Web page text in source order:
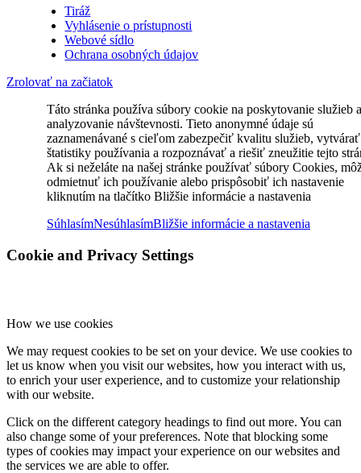
Tiráž
Vyhlásenie o prístupnosti
Webové sídlo
Ochrana osobných údajov
Zrolovať na začiatok
Táto stránka používa súbory cookie na poskytovanie služieb a
analyzovanie návštevnosti. Tieto anonymné údaje sú
zaznamenávané s cieľom zabezpečiť kvalitu služieb, vytvárať
štatistiky používania a rozpoznávať a riešiť zneužitie tejto
Ak si neželáte na našej stránke používať súbory Cookies,
odmietnuť ich používanie alebo prispôsobiť ich nastavenie
kliknutím na tlačítko Bližšie informácie a nastavenia
SúhlasímNesúhlasímBližšie informácie a nastavenia
Cookie and Privacy Settings
How we use cookies
We may request cookies to be set on your device. We use cookies to
let us know when you visit our websites, how you interact with us,
to enrich your user experience, and to customize your relationship
with our website.
Click on the different category headings to find out more. You can
also change some of your preferences. Note that blocking some
types of cookies may impact your experience on our websites and
the services we are able to offer.